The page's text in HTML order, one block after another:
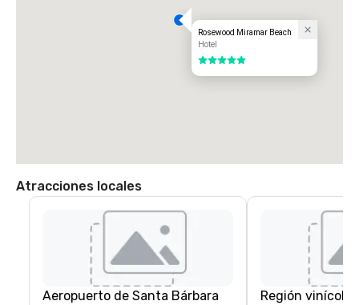
Rosewood Miramar Beach
Hotel
5 de 5
Atracciones locales
Aeropuerto de Santa Bárbara Región vinícola